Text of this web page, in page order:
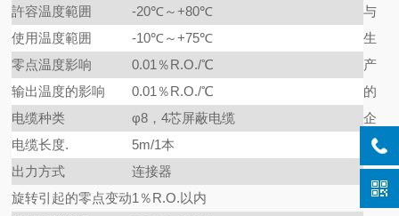
許容温度範囲
-20℃～+80℃
使用温度範囲
-10℃～+75℃
零点温度影响
0.01％R.O./℃
输出温度的影响
0.01％R.O./℃
电缆种类
φ8，4芯屏蔽电缆
电缆长度.
5m/1本
出力方式
连接器
旋转引起的零点变动1％R.O.以内
与
生
产
的
企